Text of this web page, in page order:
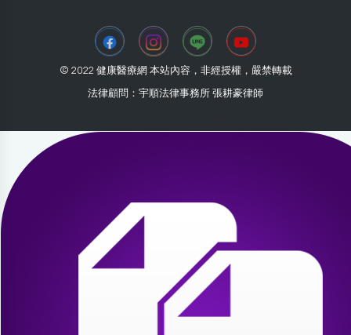
© 2022 健康醫療網 本站內容，非經授權，嚴禁轉載
法律顧問：宇順法律事務所 張耕豪律師